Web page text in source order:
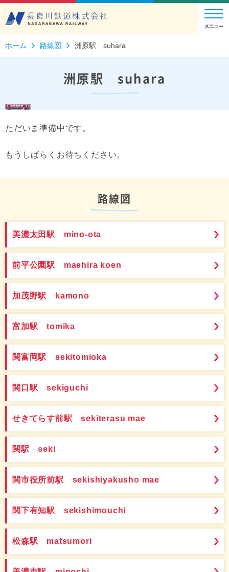
ホーム 路線図 洲原駅 suhara
洲原駅 suhara
ただいま準備中です。
もうしばらくお待ちください。
路線図
美濃太田駅 mino-ota
前平公園駅 maehira koen
加茂野駅 kamono
富加駅 tomika
関富岡駅 sekitomioka
関口駅 sekiguchi
せきてらす前駅 sekiterasu mae
関駅 seki
関市役所前駅 sekishiyakusho mae
関下有知駅 sekishimouchi
松森駅 matsumori